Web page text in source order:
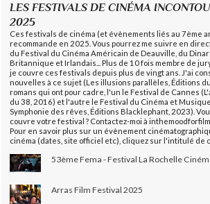
LES FESTIVALS DE CINÉMA
2025
Ces festivals de cinéma (et évènements liés au 7ème
recommande en 2025. Vous pourrez me suivre en
du Festival du Cinéma Américain de Deauville, du
Britannique et Irlandais... Plus de 10 fois membre de
je couvre ces festivals depuis plus de vingt ans. J'ai
nouvelles à ce sujet (Les illusions parallèles, Éditions
romans qui ont pour cadre, l'un le Festival de Cannes
du 38, 2016) et l'autre le Festival du Cinéma et
Symphonie des rêves, Éditions Blacklephant, 2023).
couvre votre festival ? Contactez-moi à
Pour en savoir plus sur un évènement
cinéma (dates, site officiel etc), cliquez sur l'intitulé de
53ème Fema - Festival La Rochelle
Arras Film Festival 2025